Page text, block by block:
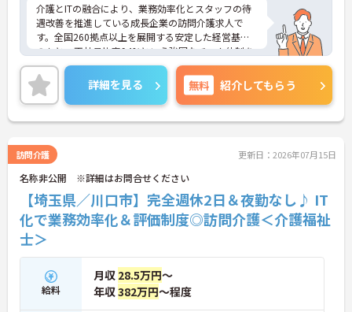
介護とITの融合により、業務効率化とスタッフの待
遇改善を推進している成長企業の訪問介護求人で
す。全国260拠点以上を展開する安定した経営基盤
のもと、正社員比率94%という強固なチーム体制を
構築しています。介護福祉士資格手当や年2回の評価
面談など、専門資格と成果が収入に直結する仕組み
が整っています。夜勤なしの完全週休2日制（曜日固
定）を採用し、日々の記録業務はスマートフォンで
完結するため、施設勤務特有の不規則なシフトや煩
定期的な面談で不安を解消できるフォロー体制もあ
り、介護福祉士としてサ責や管理者への着実なキャ
リアアップを目指す有資格者の方に推奨できる環境
です。
★おすすめPOINT★
【夜勤なし・曜日固定の休日で、身体への負担を抑
えた働き方が実現できます】
しないため、生活リズムを整えながら健康的に働き
続けることができます
詳細を見る 無料 紹介してもらう
訪問介護 更新日：2026年07月15日
名称非公開 ※詳細はお問合せください
【埼玉県／川口市】完全週休2日＆夜勤なし♪ IT
化で業務効率化＆評価制度◎訪問介護＜介護福祉
士＞
給料
月収 28.5万円～
年収382万円～程度